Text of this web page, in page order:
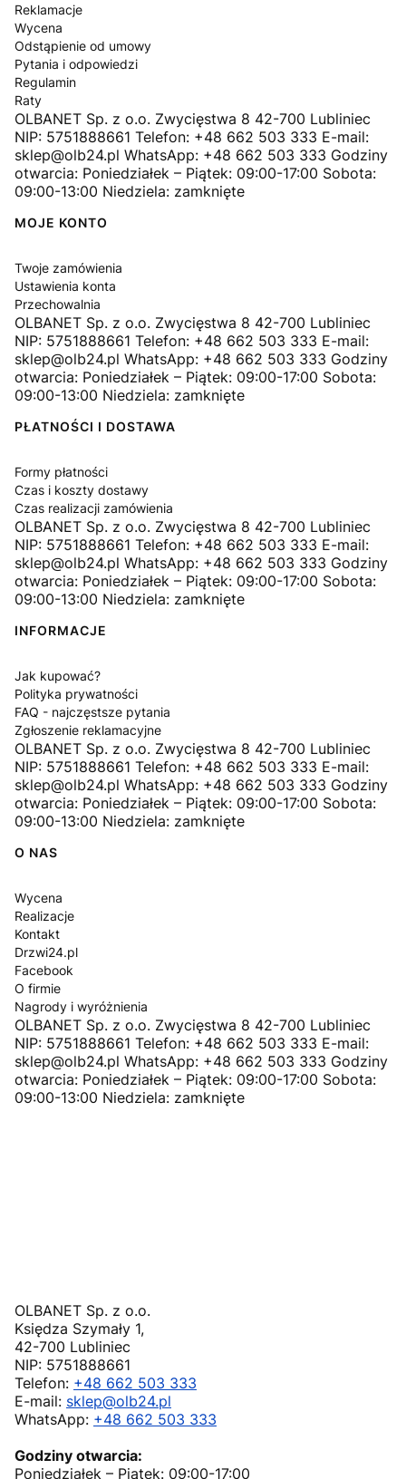
Reklamacje
Wycena
Odstąpienie od umowy
Pytania i odpowiedzi
Regulamin
Raty
OLBANET Sp. z o.o. Zwycięstwa 8 42-700 Lubliniec
NIP: 5751888661 Telefon: +48 662 503 333 E-mail:
sklep@olb24.pl WhatsApp: +48 662 503 333 Godziny
otwarcia: Poniedziałek – Piątek: 09:00-17:00 Sobota:
09:00-13:00 Niedziela: zamknięte
MOJE KONTO
Twoje zamówienia
Ustawienia konta
Przechowalnia
OLBANET Sp. z o.o. Zwycięstwa 8 42-700 Lubliniec
NIP: 5751888661 Telefon: +48 662 503 333 E-mail:
sklep@olb24.pl WhatsApp: +48 662 503 333 Godziny
otwarcia: Poniedziałek – Piątek: 09:00-17:00 Sobota:
09:00-13:00 Niedziela: zamknięte
PŁATNOŚCI I DOSTAWA
Formy płatności
Czas i koszty dostawy
Czas realizacji zamówienia
OLBANET Sp. z o.o. Zwycięstwa 8 42-700 Lubliniec
NIP: 5751888661 Telefon: +48 662 503 333 E-mail:
sklep@olb24.pl WhatsApp: +48 662 503 333 Godziny
otwarcia: Poniedziałek – Piątek: 09:00-17:00 Sobota:
09:00-13:00 Niedziela: zamknięte
INFORMACJE
Jak kupować?
Polityka prywatności
FAQ - najczęstsze pytania
Zgłoszenie reklamacyjne
OLBANET Sp. z o.o. Zwycięstwa 8 42-700 Lubliniec
NIP: 5751888661 Telefon: +48 662 503 333 E-mail:
sklep@olb24.pl WhatsApp: +48 662 503 333 Godziny
otwarcia: Poniedziałek – Piątek: 09:00-17:00 Sobota:
09:00-13:00 Niedziela: zamknięte
O NAS
Wycena
Realizacje
Kontakt
Drzwi24.pl
Facebook
O firmie
Nagrody i wyróżnienia
OLBANET Sp. z o.o. Zwycięstwa 8 42-700 Lubliniec
NIP: 5751888661 Telefon: +48 662 503 333 E-mail:
sklep@olb24.pl WhatsApp: +48 662 503 333 Godziny
otwarcia: Poniedziałek – Piątek: 09:00-17:00 Sobota:
09:00-13:00 Niedziela: zamknięte
OLBANET Sp. z o.o.
Księdza Szymały 1,
42-700 Lubliniec
NIP: 5751888661
Telefon: +48 662 503 333
E-mail: sklep@olb24.pl
WhatsApp: +48 662 503 333
Godziny otwarcia:
Poniedziałek – Piątek: 09:00-17:00